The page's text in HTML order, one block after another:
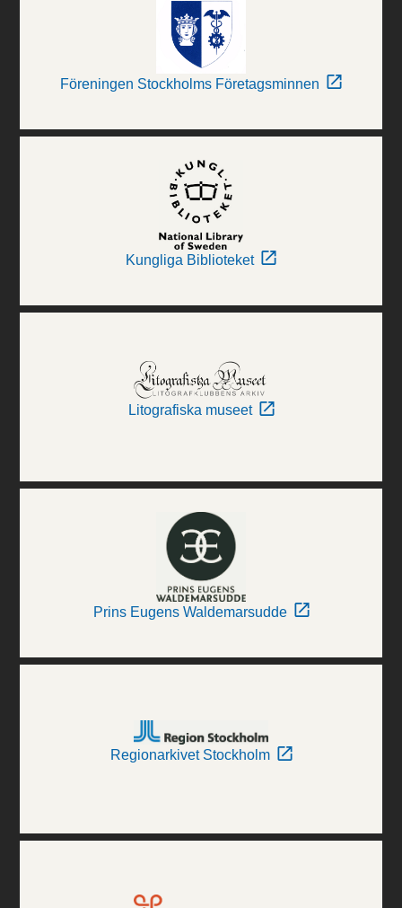
Föreningen Stockholms Företagsminnen
Kungliga Biblioteket
Litografiska museet
Prins Eugens Waldemarsudde
Regionarkivet Stockholm